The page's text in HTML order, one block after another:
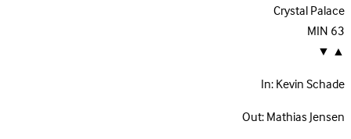
Crystal Palace
63
MIN
▲
▼
In:Kevin Schade
Out:Mathias Jensen